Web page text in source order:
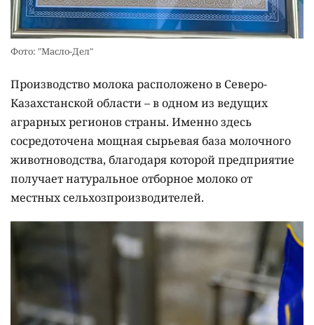
Фото: "Масло-Дел"
Производство молока расположено в Северо-
Казахстанской области – в одном из ведущих
аграрных регионов страны. Именно здесь
сосредоточена мощная сырьевая база молочного
животноводства, благодаря которой предприятие
получает натуральное отборное молоко от
местных сельхозпроизводителей.